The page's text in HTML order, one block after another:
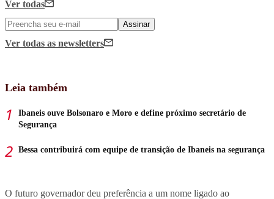
Ver todas
Assinar
Ver todas as newsletters
Leia também
Ibaneis ouve Bolsonaro e Moro e define próximo secretário de
Segurança
Bessa contribuirá com equipe de transição de Ibaneis na segurança
O futuro governador deu preferência a um nome ligado ao